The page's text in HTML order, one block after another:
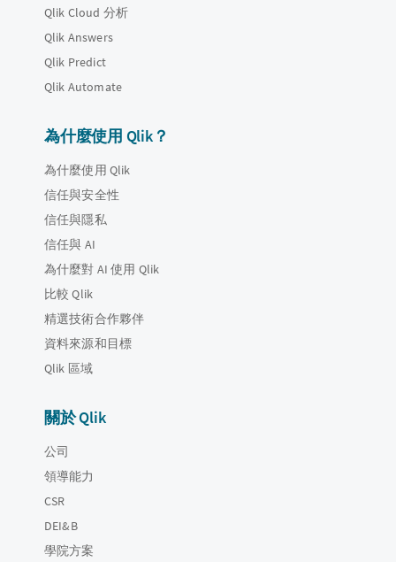
Qlik Cloud 分析
Qlik Answers
Qlik Predict
Qlik Automate
為什麼使用 Qlik？
為什麼使用 Qlik
信任與安全性
信任與隱私
信任與 AI
為什麼對 AI 使用 Qlik
比較 Qlik
精選技術合作夥伴
資料來源和目標
Qlik 區域
關於 Qlik
公司
領導能力
CSR
DEI&B
學院方案